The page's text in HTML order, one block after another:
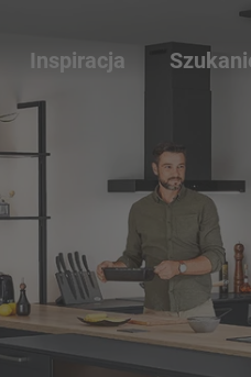
Inspiracja